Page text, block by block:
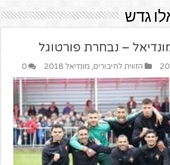
גדש
– נבחרת פורטוגל
הזווית לחיבורים, מונדיאל 2018 0